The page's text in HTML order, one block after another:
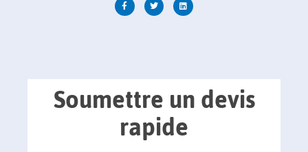
Soumettre un devis
rapide